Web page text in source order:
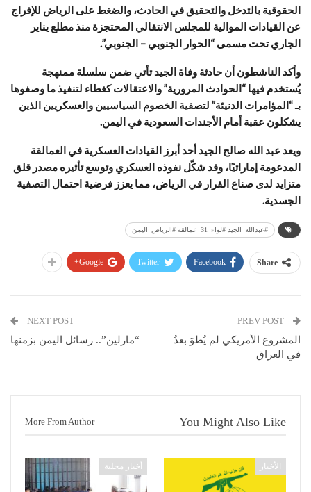
الحقوقية بالتدخل والتحقيق في الحادث، والضغط على الرياض للإفراج
عن القيادات الموالية للمجلس الانتقالي المحتجزة منذ مطلع يناير
الجاري تحت مسمى “الحوار الجنوبي – الجنوبي”.
وأكد الناشطون أن حادثة وفاة الجيد تأتي ضمن سلسلة ممنهجة
يُستخدم فيها “الحوادث المرورية” والاعتقالات كغطاء لتنفيذ ما وصفوها
بـ “المؤامرات الدنيئة” لتصفية الخصوم السياسيين والعسكريين الذين
يشكلون عقبة أمام الأجندات السعودية في اليمن.
ويعد عبد الله صالح الجيد أحد أبرز القيادات العسكرية في العمالقة
المدعومة إماراتيًا، وقد شكّل نفوذه العسكري وتوسع تأثيره مصدر قلق
متزايد لدى صناع القرار في الرياض، مما يعزز فرضية احتمال التصفية
الجسدية.
#عبدالله_الجيد #لواء_31_عمالقة #الرياض_اليمن
Share
Facebook
Twitter
Google+
المشروع الأمريكي لم يُطوَ بعدُ
في العراق
NEXT POST
“مارلين”.. رسائل اليمن بزمنها
You Might Also Like
More From Author
الأخبار أخبار محلية